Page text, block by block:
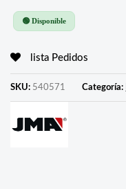
🟢 Disponible
lista Pedidos
SKU: 540571 Categoría: